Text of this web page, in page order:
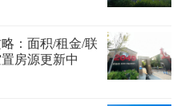
：面积/租金/联
房源更新中